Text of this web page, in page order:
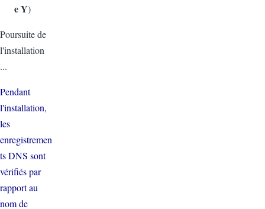
eY)
Poursuite de
l'installation
...
Pendant
l'installation,
les
enregistremen
ts DNS sont
vérifiés par
rapport au
nom de